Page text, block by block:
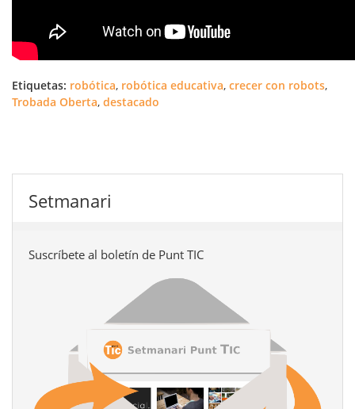
Etiquetas: robótica, robótica educativa, crecer con robots,
Trobada Oberta, destacado
Setmanari
Suscríbete al boletín de Punt TIC